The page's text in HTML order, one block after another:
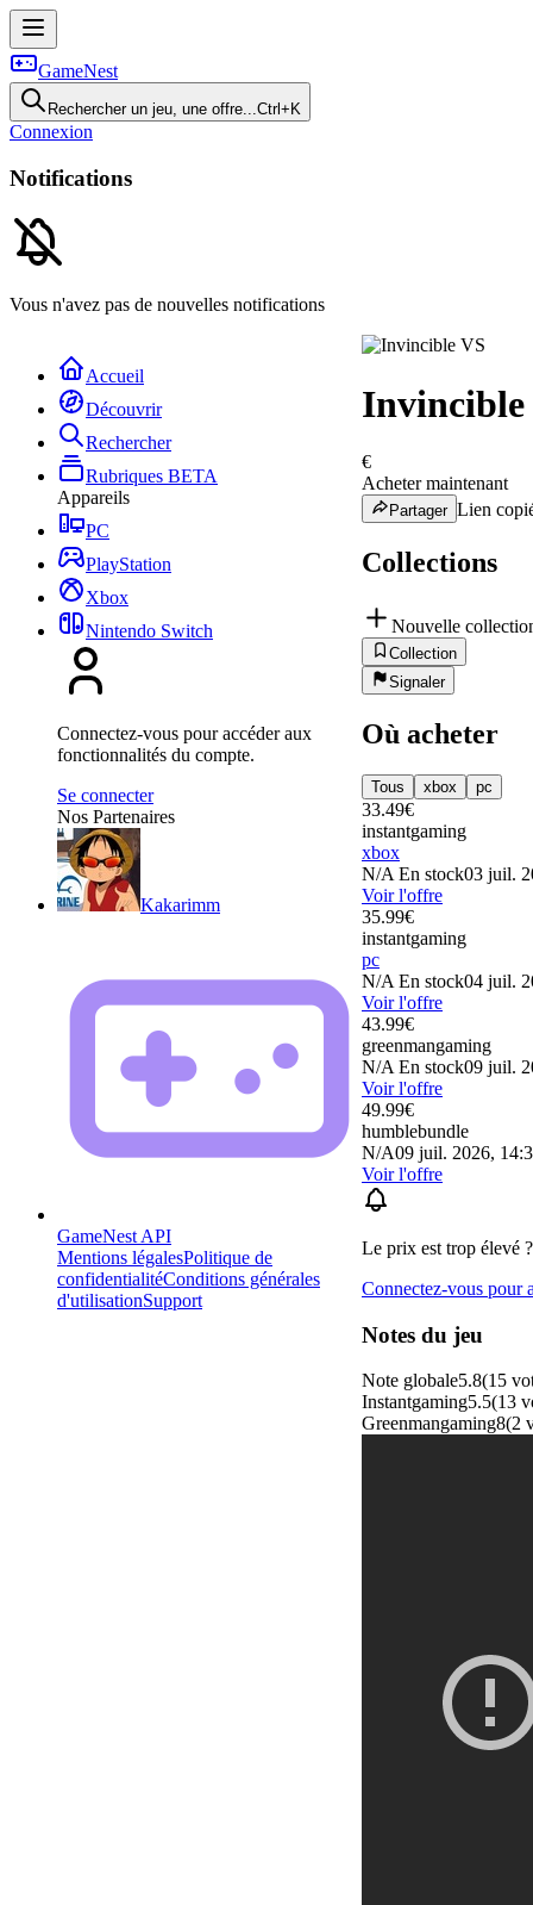
GameNest
Rechercher un jeu, une offre...Ctrl+K
Connexion
Notifications
Vous n'avez pas de nouvelles notifications
Accueil
Découvrir
Rechercher
Rubriques BETA
Appareils
PC
PlayStation
Xbox
Nintendo Switch
Connectez-vous pour accéder aux
fonctionnalités du compte.
Se connecter
Nos Partenaires
Kakarimm
GameNest API
Mentions légalesPolitique de
confidentialitéConditions générales
d'utilisationSupport
Invincible
€
Acheter maintenant
Partager Lien
Collections
Nouvelle
Collection
Signaler
Où acheter
Tous xbox pc
33.49€
instantgaming
xbox
N/A En stock03 juil.
Voir l'offre
35.99€
instantgaming
pc
N/A En stock04 juil.
Voir l'offre
43.99€
greenmangaming
N/A En stock09 juil.
Voir l'offre
49.99€
humblebundle
N/A09 juil. 2026,
Voir l'offre
Le prix est trop élevé
Connectez-vous pour
Notes du jeu
Note globale5.8(15
Instantgaming5.5(13
Greenmangaming8(2